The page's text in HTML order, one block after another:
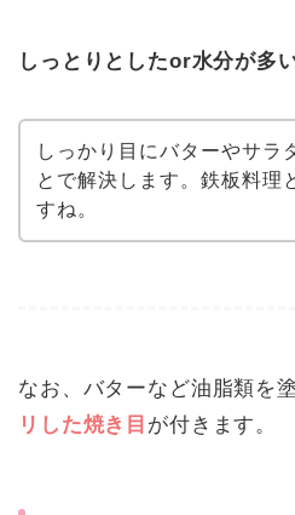
しっとりとしたor水分が多
しっかり目にバターやサラ
とで解決します。鉄板料理
すね。
なお、バターなど油脂類を
リした焼き目 が付きます。